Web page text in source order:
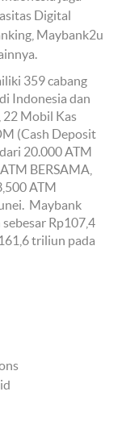
Digital
Maybank2u
359 cabang
Indonesia dan
22 Mobil Kas
(Cash Deposit
20.000 ATM
BERSAMA,
ATM
Maybank
Rp107,4
triliun pada